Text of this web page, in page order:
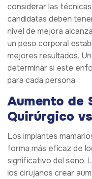
considerar las
candidatas deben
nivel de mejora
un peso corporal
mejores resultados.
determinar si este
para cada persona.
Aumento de
Quirúrgico
Los implantes
forma más eficaz de
significativo del seno.
los cirujanos crear